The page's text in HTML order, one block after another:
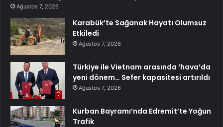
Ağustos 7, 2026
Karabük’te Sağanak Hayatı Olumsuz
Etkiledi
Ağustos 7, 2026
Türkiye ile Vietnam arasında ‘hava’da
yeni dönem… Sefer kapasitesi artırıldı
Ağustos 7, 2026
Kurban Bayramı’nda Edremit’te Yoğun
Trafik